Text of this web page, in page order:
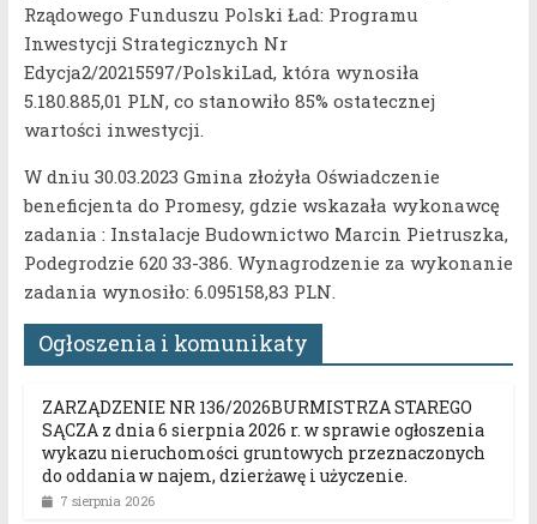
Rządowego Funduszu Polski Ład: Programu
Inwestycji Strategicznych Nr
Edycja2/20215597/PolskiLad, która wynosiła
5.180.885,01 PLN, co stanowiło 85% ostatecznej
wartości inwestycji.
W dniu 30.03.2023 Gmina złożyła Oświadczenie
beneficjenta do Promesy, gdzie wskazała wykonawcę
zadania : Instalacje Budownictwo Marcin Pietruszka,
Podegrodzie 620 33-386. Wynagrodzenie za wykonanie
zadania wynosiło: 6.095158,83 PLN.
Ogłoszenia i komunikaty
ZARZĄDZENIE NR 136/2026BURMISTRZA STAREGO
SĄCZA z dnia 6 sierpnia 2026 r. w sprawie ogłoszenia
wykazu nieruchomości gruntowych przeznaczonych
do oddania w najem, dzierżawę i użyczenie.
7 sierpnia 2026